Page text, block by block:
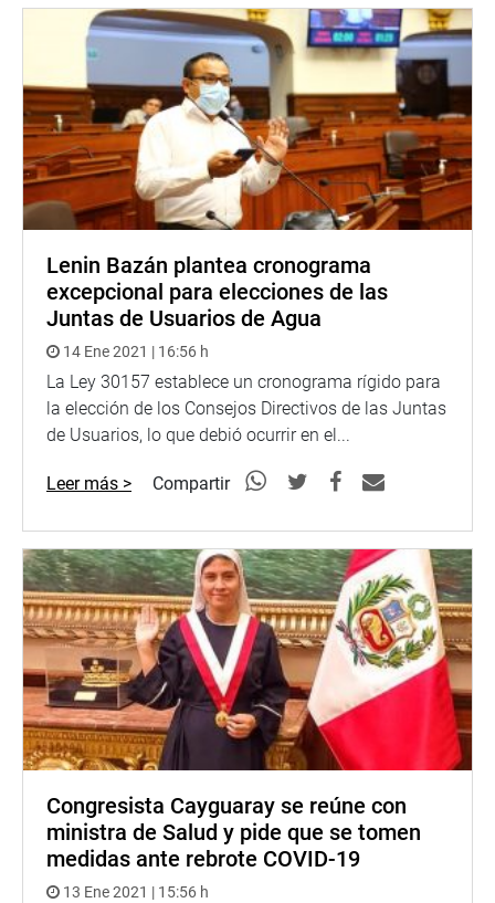
Lenin Bazán plantea cronograma
excepcional para elecciones de las
Juntas de Usuarios de Agua
14 Ene 2021 | 16:56 h
La Ley 30157 establece un cronograma rígido para
la elección de los Consejos Directivos de las Juntas
de Usuarios, lo que debió ocurrir en el...
Leer más > Compartir
Congresista Cayguaray se reúne con
ministra de Salud y pide que se tomen
medidas ante rebrote COVID-19
13 Ene 2021 | 15:56 h